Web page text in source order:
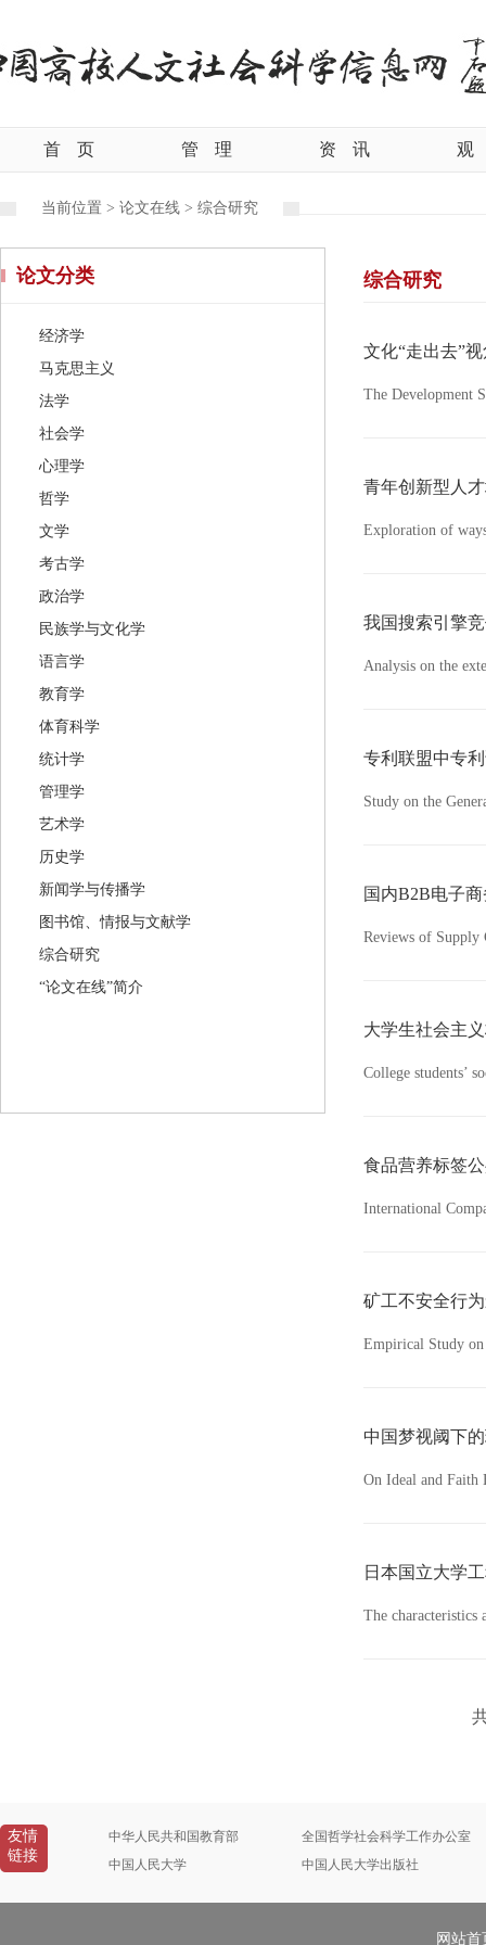
首 页 管 理 资 讯 观
当前位置 > 论文在线 > 综合研究
论文分类
经济学
马克思主义
法学
社会学
心理学
哲学
文学
考古学
政治学
民族学与文化学
语言学
教育学
体育科学
统计学
管理学
艺术学
历史学
新闻学与传播学
图书馆、情报与文献学
综合研究
“论文在线”简介
综合研究
文化“走出去”
The Development
青年创新型人
Exploration of
我国搜索引擎
Analysis on the
专利联盟中专
Study on the
国内B2B电子
Reviews of Supply
College students’
食品营养标签
International
矿工不安全行
Empirical Study
中国梦视阈下
On Ideal and Faith
日本国立大学
The characteristics
友情
链接
中华人民共和国教育部
全国哲学社会科学工作办公室
中国人民大学
中国人民大学出版社
网站首